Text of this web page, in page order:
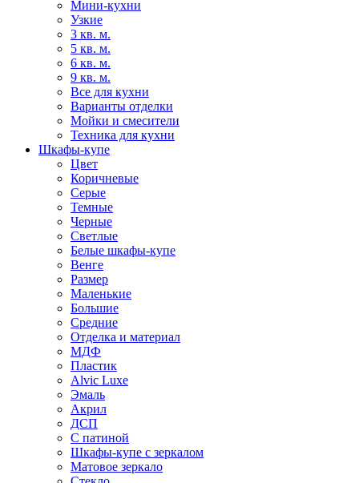
Мини-кухни
Узкие
3 кв. м.
5 кв. м.
6 кв. м.
9 кв. м.
Все для кухни
Варианты отделки
Мойки и смесители
Техника для кухни
Шкафы-купе
Цвет
Коричневые
Серые
Темные
Черные
Светлые
Белые шкафы-купе
Венге
Размер
Маленькие
Большие
Средние
Отделка и материал
МДФ
Пластик
Alvic Luxe
Эмаль
Акрил
ДСП
С патиной
Шкафы-купе с зеркалом
Матовое зеркало